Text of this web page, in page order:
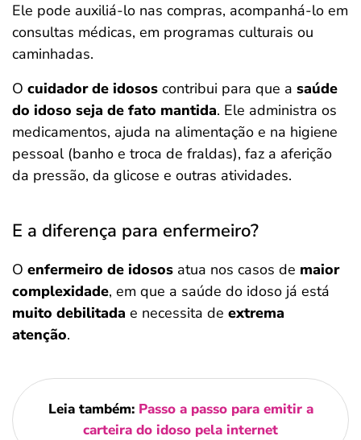
Ele pode auxiliá-lo nas compras, acompanhá-lo em
consultas médicas, em programas culturais ou
caminhadas.
O cuidador de idosos contribui para que a saúde
do idoso seja de fato mantida. Ele administra os
medicamentos, ajuda na alimentação e na higiene
pessoal (banho e troca de fraldas), faz a aferição
da pressão, da glicose e outras atividades.
E a diferença para enfermeiro?
O enfermeiro de idosos atua nos casos de maior
complexidade, em que a saúde do idoso já está
muito debilitada e necessita de extrema
atenção.
Leia também: Passo a passo para emitir a
carteira do idoso pela internet